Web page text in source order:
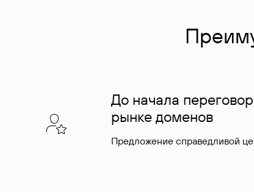
До начала
рынке доменов
Предложение справедливой